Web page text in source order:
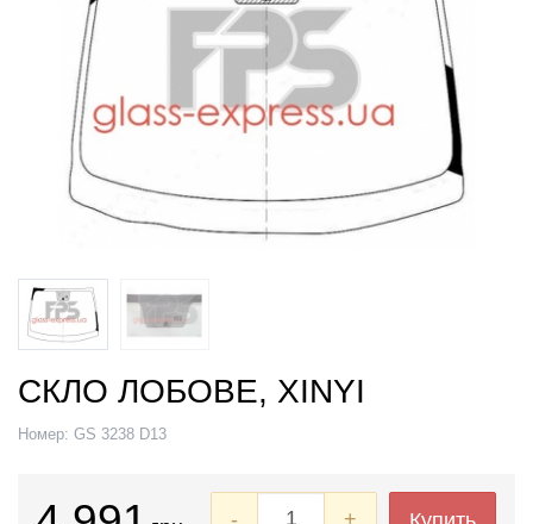
СКЛО ЛОБОВЕ, XINYI
Номер: GS 3238 D13
- +